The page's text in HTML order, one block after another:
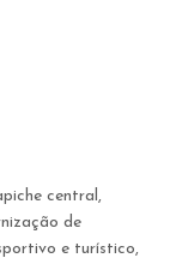
central,
de
e turístico,